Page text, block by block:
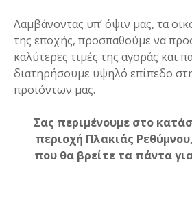
Λαμβάνοντας υπ’ όψιν μας, τα
της εποχής, προσπαθούμε να
καλύτερες τιμές της αγοράς και
διατηρήσουμε υψηλό επίπεδο
προϊόντων μας.
Σας περιμένουμε στο
περιοχή Πλακιάς
που θα βρείτε τα πάντα